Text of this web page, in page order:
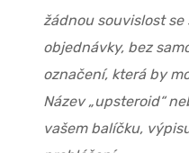
žádnou souvislost
objednávky, bez
označení, která by
Název „upsteroid“
vašem balíčku,